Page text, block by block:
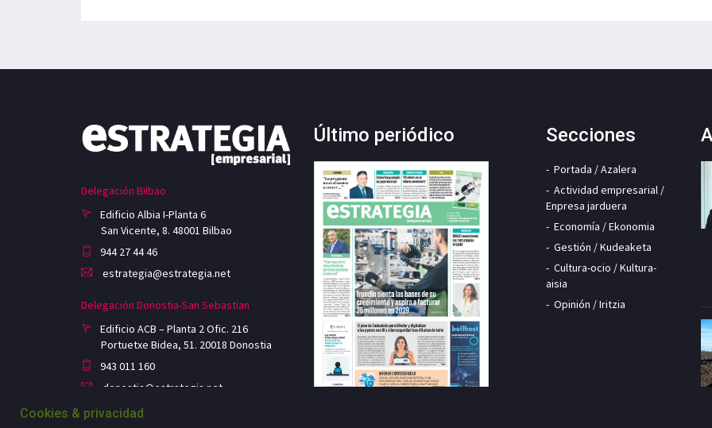
Delegación Bilbao
Edificio Albia I-Planta 6
San Vicente, 8. 48001 Bilbao
944 27 44 46
estrategia@estrategia.net
Delegación Donostia-San Sebastian
Edificio ACB – Planta 2 Ofic. 216
Portuetxe Bidea, 51. 20018 Donostia
943 011 160
donostia@estrategia.net
Último periódico Secciones
Portada / Azalera
Actividad empresarial /
Enpresa jarduera
Economía / Ekonomia
Gestión / Kudeaketa
Cultura-ocio / Kultura-
aisia
Opinión / Iritzia
Cookies & privacidad